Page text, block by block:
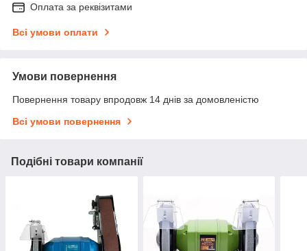
Оплата за реквізитами
Всі умови оплати
Умови повернення
Повернення товару впродовж 14 днів за домовленістю
Всі умови повернення
Подібні товари компанії